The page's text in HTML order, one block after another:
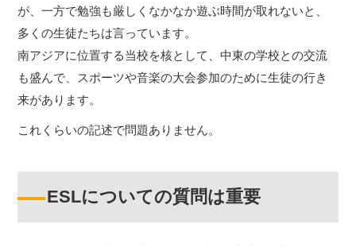
が、一方で勉強も厳しくなかなか遊ぶ時間が取れないと、
多くの生徒たちは言っています。
南アジアに位置する当校を核として、中東の学校との交流
も盛んで、スポーツや音楽の大会参加のために生徒の行き
来があります。
これくらいの記述で問題ありません。
ESLについての質問は重要